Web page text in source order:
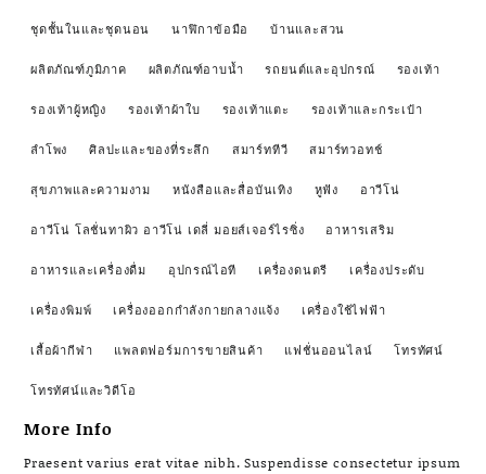
ชุดชั้นในและชุดนอน นาฬิกาข้อมือ บ้านและสวน
ผลิตภัณฑ์ภูมิภาค ผลิตภัณฑ์อาบน้ำ รถยนต์และอุปกรณ์ รองเท้า
รองเท้าผู้หญิง รองเท้าผ้าใบ รองเท้าแตะ รองเท้าและกระเป๋า
ลำโพง ศิลปะและของที่ระลึก สมาร์ททีวี สมาร์ทวอทช์
สุขภาพและความงาม หนังสือและสื่อบันเทิง หูฟัง อาวีโน่
อาวีโน่ โลชั่นทาผิว อาวีโน่ เดลี่ มอยส์เจอร์ไรซิ่ง อาหารเสริม
อาหารและเครื่องดื่ม อุปกรณ์ไอที เครื่องดนตรี เครื่องประดับ
เครื่องพิมพ์ เครื่องออกกำลังกายกลางแจ้ง เครื่องใช้ไฟฟ้า
เสื้อผ้ากีฬา แพลตฟอร์มการขายสินค้า แฟชั่นออนไลน์ โทรทัศน์
โทรทัศน์และวิดีโอ
More Info
Praesent varius erat vitae nibh. Suspendisse consectetur ipsum